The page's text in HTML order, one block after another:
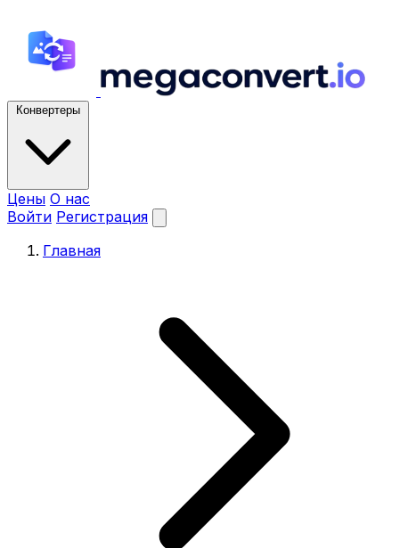
Конвертеры
Цены О нас
Войти Регистрация
Главная